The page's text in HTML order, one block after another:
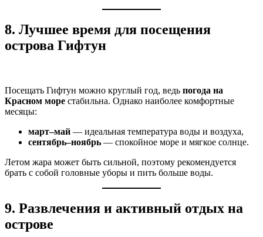
8. Лучшее время для посещения
острова Гифтун
Посещать Гифтун можно круглый год, ведь погода на
Красном море стабильна. Однако наиболее комфортные
месяцы:
март–май — идеальная температура воды и воздуха,
сентябрь–ноябрь — спокойное море и мягкое солнце.
Летом жара может быть сильной, поэтому рекомендуется
брать с собой головные уборы и пить больше воды.
9. Развлечения и активный отдых на
острове